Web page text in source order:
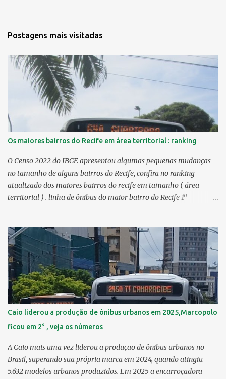
Postagens mais visitadas
Os maiores bairros do Recife em área territorial : ranking
O Censo 2022 do IBGE apresentou algumas pequenas mudanças
no tamanho de alguns bairros do Recife, confira no ranking
atualizado dos maiores bairros do recife em tamanho ( área
territorial ) . linha de ônibus do maior bairro do Recife 1º
Curado 7,98 km² 5º Boa Viagem 7,76 km² > no Censo 2010 : 7,53
km² 6º Imbiribeira 6,65 km² > no Censo 2010 : 6,66 km² 7º Pina
6,29 km² 8º Dois Irmãos 5,85 km² 9º Barro 4,54 km² 10º Iputinga
4,33 km² > no Censo 2010 : 4,34 km² 11º Cohab 4,33 km² > no
Censo 2010: 4,26 km² 12º Passarinho 4,06 km² 13º Santo Amaro
3,80 km² 14º Afogados 3,69 km² 15º Cordeiro 3,40 km² 16º São José
3,26 km² 17º Dois Unidos 3,12 km² 18...
Caio liderou a produção de ônibus urbanos em 2025,Marcopolo
ficou em 2° , veja os números
A Caio mais uma vez liderou a produção de ônibus urbanos no
Brasil, superando sua própria marca em 2024, quando atingiu
5.632 modelos urbanos produzidos. Em 2025 a encarroçadora